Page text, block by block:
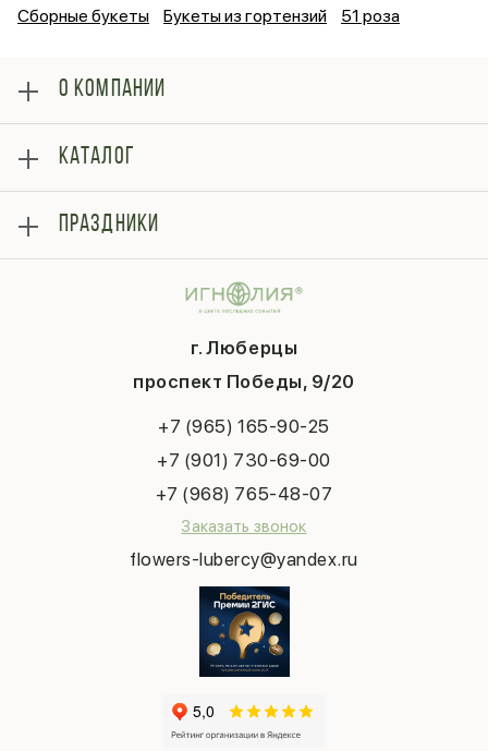
Сборные букеты
Букеты из гортензий 51 роза
г. Люберцы
проспект Победы, 9/20
+7 (965) 165-90-25
+7 (901) 730-69-00
+7 (968) 765-48-07
Заказать звонок
flowers-lubercy@yandex.ru
О КОМПАНИИ
Оплата
Отзывы
Блог
Гарантии
Контакты
Публичная оферта
КАТАЛОГ
Букеты
Композиции
ПРАЗДНИКИ
Последний звонок